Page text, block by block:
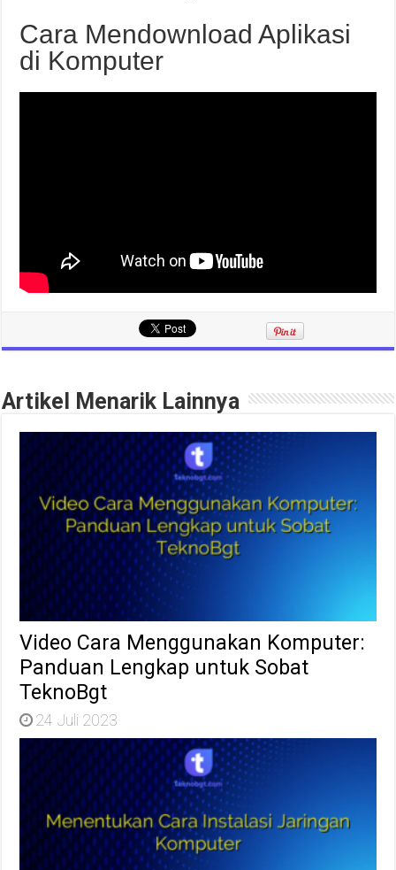
Cara Mendownload Aplikasi
di Komputer
Artikel Menarik Lainnya
Video Cara Menggunakan Komputer:
Panduan Lengkap untuk Sobat
TeknoBgt
24 Juli 2023